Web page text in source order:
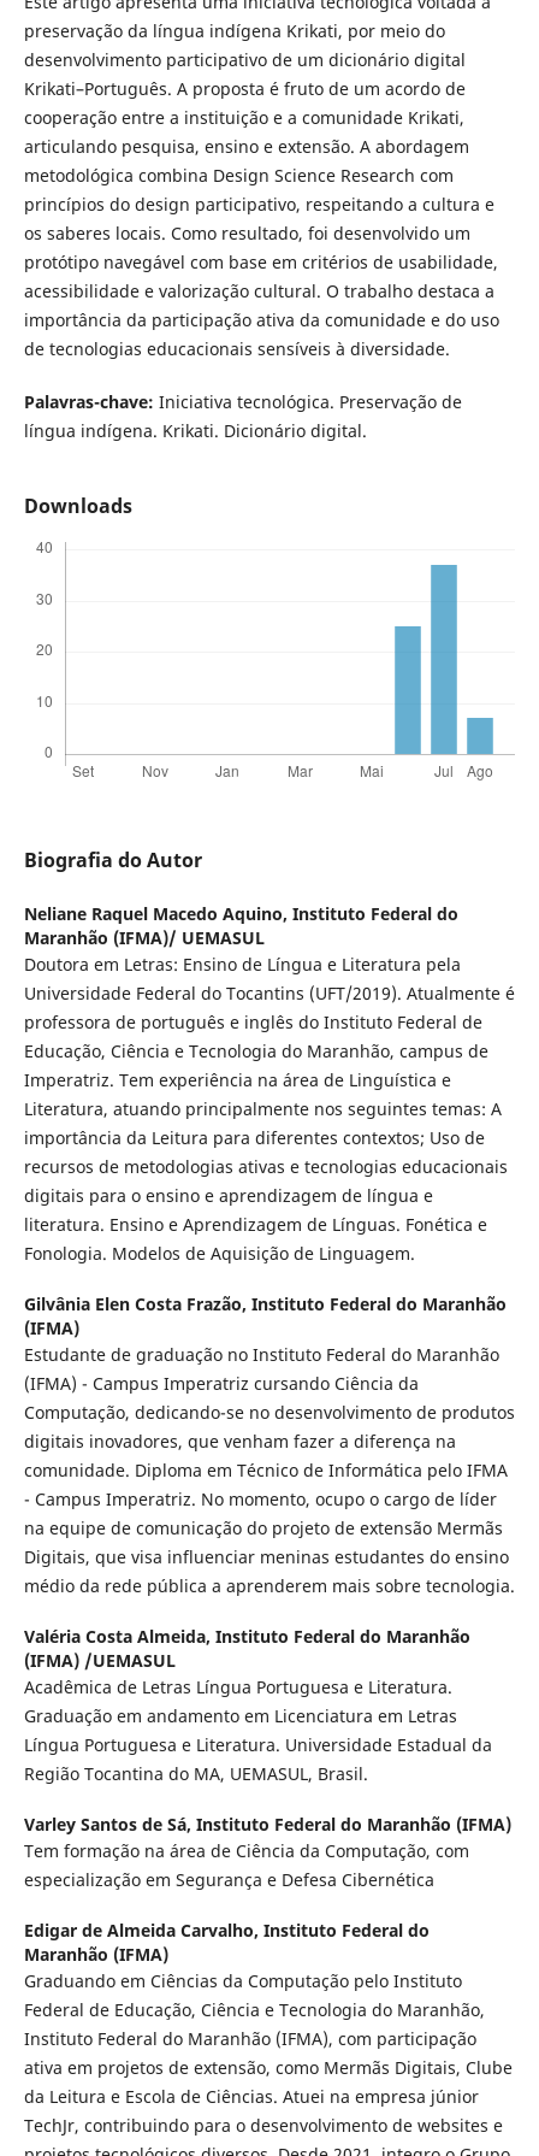
preservação da língua indígena Krikati, por meio do
desenvolvimento participativo de um dicionário digital
Krikati–Português. A proposta é fruto de um acordo de
cooperação entre a instituição e a comunidade Krikati,
articulando pesquisa, ensino e extensão. A abordagem
metodológica combina Design Science Research com
princípios do design participativo, respeitando a cultura e
os saberes locais. Como resultado, foi desenvolvido um
protótipo navegável com base em critérios de usabilidade,
acessibilidade e valorização cultural. O trabalho destaca a
importância da participação ativa da comunidade e do uso
de tecnologias educacionais sensíveis à diversidade.
Palavras-chave: Iniciativa tecnológica. Preservação de
língua indígena. Krikati. Dicionário digital.
Downloads
Biografia do Autor
Neliane Raquel Macedo Aquino, Instituto Federal do
Maranhão (IFMA)/ UEMASUL
Doutora em Letras: Ensino de Língua e Literatura pela
Universidade Federal do Tocantins (UFT/2019). Atualmente é
professora de português e inglês do Instituto Federal de
Educação, Ciência e Tecnologia do Maranhão, campus de
Imperatriz. Tem experiência na área de Linguística e
Literatura, atuando principalmente nos seguintes temas: A
importância da Leitura para diferentes contextos; Uso de
recursos de metodologias ativas e tecnologias educacionais
digitais para o ensino e aprendizagem de língua e
literatura. Ensino e Aprendizagem de Línguas. Fonética e
Fonologia. Modelos de Aquisição de Linguagem.
Gilvânia Elen Costa Frazão, Instituto Federal do Maranhão
(IFMA)
Estudante de graduação no Instituto Federal do Maranhão
(IFMA) - Campus Imperatriz cursando Ciência da
Computação, dedicando-se no desenvolvimento de produtos
digitais inovadores, que venham fazer a diferença na
comunidade. Diploma em Técnico de Informática pelo IFMA
- Campus Imperatriz. No momento, ocupo o cargo de líder
na equipe de comunicação do projeto de extensão Mermãs
Digitais, que visa influenciar meninas estudantes do ensino
médio da rede pública a aprenderem mais sobre tecnologia.
Valéria Costa Almeida, Instituto Federal do Maranhão
(IFMA) /UEMASUL
Acadêmica de Letras Língua Portuguesa e Literatura.
Graduação em andamento em Licenciatura em Letras
Língua Portuguesa e Literatura. Universidade Estadual da
Região Tocantina do MA, UEMASUL, Brasil.
Varley Santos de Sá, Instituto Federal do Maranhão (IFMA)
Tem formação na área de Ciência da Computação, com
especialização em Segurança e Defesa Cibernética
Edigar de Almeida Carvalho, Instituto Federal do
Maranhão (IFMA)
Graduando em Ciências da Computação pelo Instituto
Federal de Educação, Ciência e Tecnologia do Maranhão,
Instituto Federal do Maranhão (IFMA), com participação
ativa em projetos de extensão, como Mermãs Digitais, Clube
da Leitura e Escola de Ciências. Atuei na empresa júnior
TechJr, contribuindo para o desenvolvimento de websites e